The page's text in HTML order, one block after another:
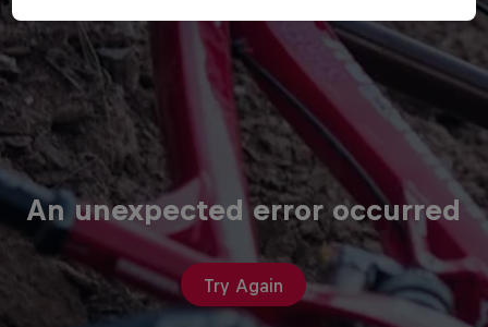
An unexpected error occurred
Try Again